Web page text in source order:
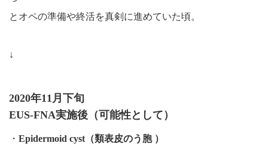
とオペの準備や終活を真剣に進めていた頃。
↓
2020年11月下旬
EUS-FNA実施後（可能性として）
・ Epidermoid cyst（類表皮のう胞 ）